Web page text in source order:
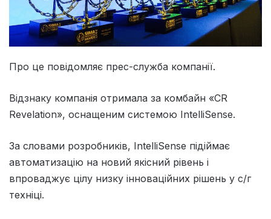
Про це повідомляє прес-служба компанії.
Відзнаку компанія отримала за комбайн «CR
Revelation», оснащеним системою IntelliSense.
За словами розробників, IntelliSense підіймає
автоматизацію на новий якісний рівень і
впроваджує цілу низку інноваційних рішень у с/г
техніці.